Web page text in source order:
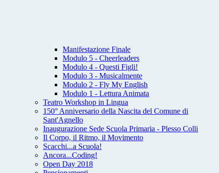
Manifestazione Finale
Modulo 5 - Cheerleaders
Modulo 4 - Questi Figli!
Modulo 3 - Musicalmente
Modulo 2 - Fly My English
Modulo 1 - Lettura Animata
Teatro Workshop in Lingua
150° Anniversario della Nascita del Comune di
Sant'Agnello
Inaugurazione Sede Scuola Primaria - Plesso Colli
Il Corpo, il Ritmo, il Movimento
Scacchi...a Scuola!
Ancora...Coding!
Open Day 2018